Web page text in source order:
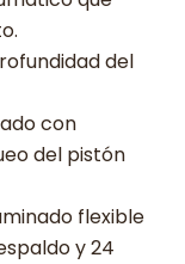
del
con
del pistón
flexible
y 24